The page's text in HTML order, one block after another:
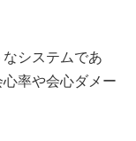
システムであ
率や会心ダメー